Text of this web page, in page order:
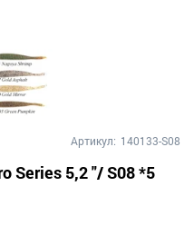
Артикул: 140133-S08
Series 5,2 "/ S08 *5